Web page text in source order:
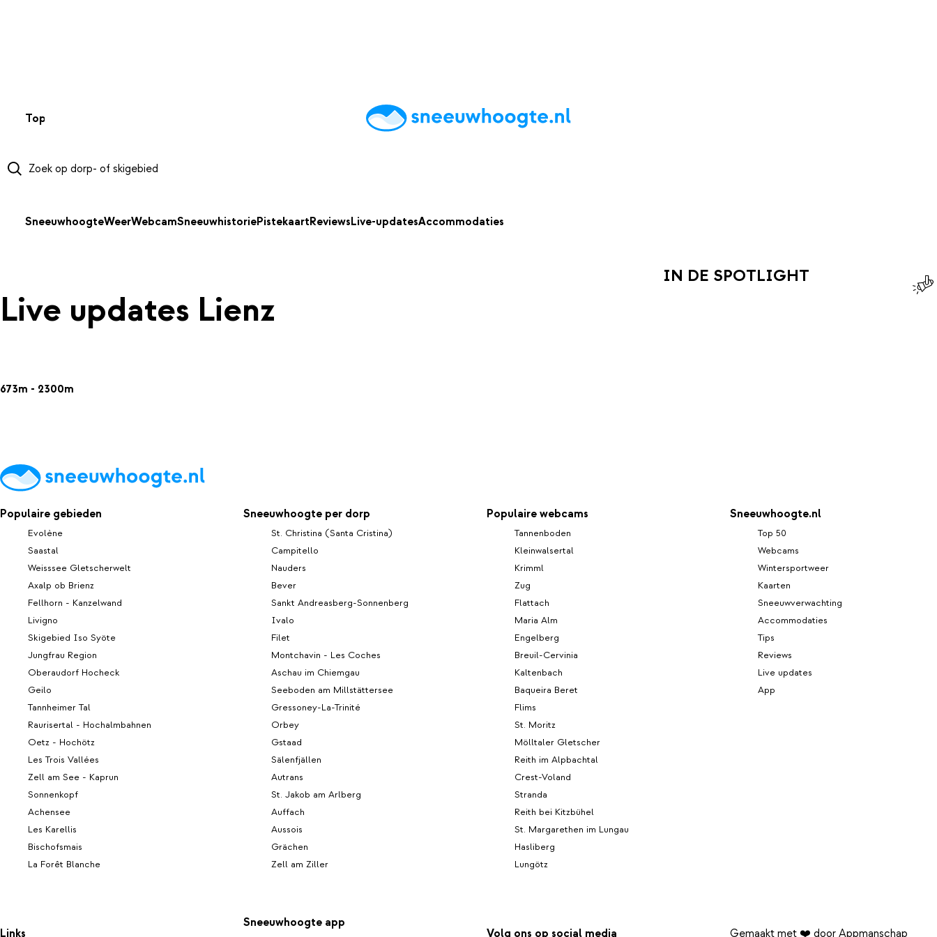
Top 50 AccommodatiesTipsReviewsLive updatesApp
SneeuwhoogteWeerWebcamSneeuwhistoriePistekaartReviewsLive-updatesAccommodaties
Live updates Lienz
673m - 2300m
IN DE SPOTLIGHT
Populaire gebieden
Evolène
Saastal
Weisssee Gletscherwelt
Axalp ob Brienz
Fellhorn - Kanzelwand
Livigno
Skigebied Iso Syöte
Jungfrau Region
Oberaudorf Hocheck
Geilo
Tannheimer Tal
Raurisertal - Hochalmbahnen
Oetz - Hochötz
Les Trois Vallées
Zell am See - Kaprun
Sonnenkopf
Achensee
Les Karellis
Bischofsmais
La Forêt Blanche
Sneeuwhoogte per dorp
St. Christina (Santa Cristina)
Campitello
Nauders
Bever
Sankt Andreasberg-Sonnenberg
Ivalo
Filet
Montchavin - Les Coches
Aschau im Chiemgau
Seeboden am Millstättersee
Gressoney-La-Trinité
Orbey
Gstaad
Sälenfjällen
Autrans
St. Jakob am Arlberg
Auffach
Aussois
Grächen
Zell am Ziller
Populaire webcams
Tannenboden
Kleinwalsertal
Krimml
Zug
Flattach
Maria Alm
Engelberg
Breuil-Cervinia
Kaltenbach
Baqueira Beret
Flims
St. Moritz
Mölltaler Gletscher
Reith im Alpbachtal
Crest-Voland
Stranda
Reith bei Kitzbühel
St. Margarethen im Lungau
Hasliberg
Lungötz
Sneeuwhoogte.nl
Top 50
Webcams
Wintersportweer
Kaarten
Sneeuwverwachting
Accommodaties
Tips
Reviews
Live updates
App
Links
Sneeuwhoogte app
Volg ons op social media Gemaakt met ❤️ door Appmanschap